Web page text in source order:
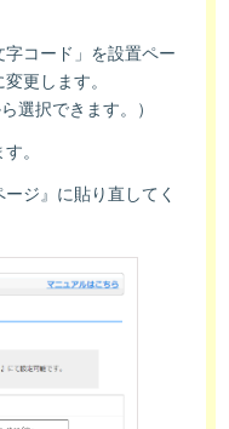
コード」を設置ペー
更します。
選択できます。）
。
ジ』に貼り直してく